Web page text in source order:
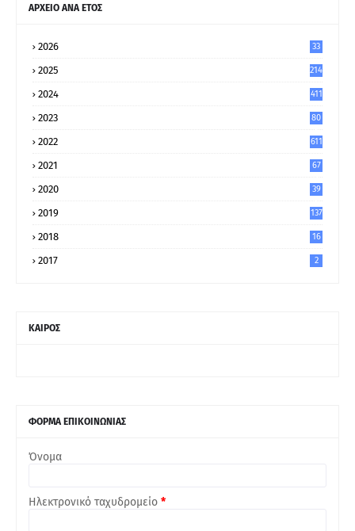
ΑΡΧΕΙΟ ΑΝΑ ΕΤΟΣ
2026 33
2025 214
2024 411
2023
80
2022 611
2021
67
2020
39
2019 137
2018 16
2017 2
ΚΑΙΡΟΣ
ΦΟΡΜΑ ΕΠΙΚΟΙΝΩΝΙΑΣ
Όνομα
Ηλεκτρονικό ταχυδρομείο *